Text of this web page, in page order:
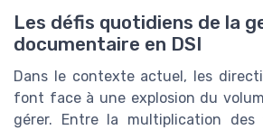
Les défis quotidiens de la
documentaire en DSI
Dans le contexte actuel, les
font face à une explosion du
gérer. Entre la multiplication